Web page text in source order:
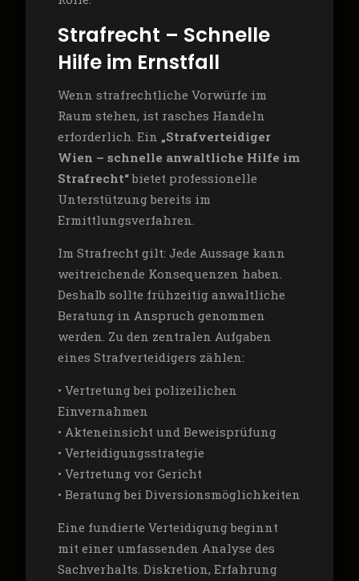
Strafrecht – Schnelle
Hilfe im Ernstfall
Wenn strafrechtliche Vorwürfe im
Raum stehen, ist rasches Handeln
erforderlich. Ein „Strafverteidiger
Wien – schnelle anwaltliche Hilfe im
Strafrecht“bietet professionelle
Unterstützung bereits im
Ermittlungsverfahren.
Im Strafrecht gilt: Jede Aussage kann
weitreichende Konsequenzen haben.
Deshalb sollte frühzeitig anwaltliche
Beratung in Anspruch genommen
werden. Zu den zentralen Aufgaben
eines Strafverteidigers zählen:
• Vertretung bei polizeilichen
Einvernahmen
• Akteneinsicht und Beweisprüfung
• Verteidigungsstrategie
• Vertretung vor Gericht
• Beratung bei Diversionsmöglichkeiten
Eine fundierte Verteidigung beginnt
mit einer umfassenden Analyse des
Sachverhalts. Diskretion, Erfahrung